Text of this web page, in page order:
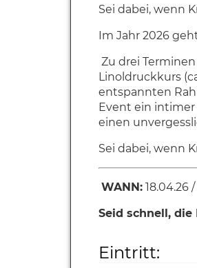
Sei dabei, wenn
Im Jahr 2026
Zu drei
Linoldruckkurs
entspannten
Event ein intimer
einen
Sei dabei, wenn
WANN: 18.04.26
Seid schnell, die
Eintritt: